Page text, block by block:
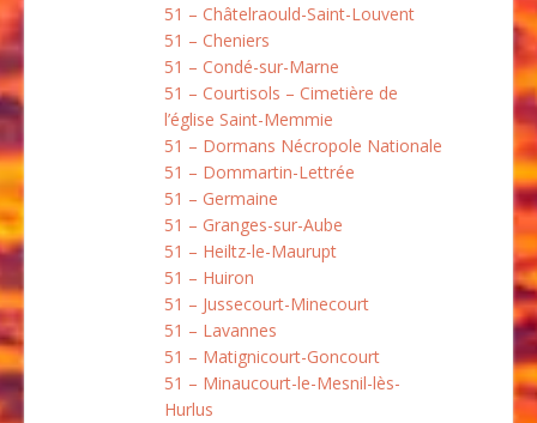
51 – Châtelraould-Saint-Louvent
51 – Cheniers
51 – Condé-sur-Marne
51 – Courtisols – Cimetière de
l’église Saint-Memmie
51 – Dormans Nécropole Nationale
51 – Dommartin-Lettrée
51 – Germaine
51 – Granges-sur-Aube
51 – Heiltz-le-Maurupt
51 – Huiron
51 – Jussecourt-Minecourt
51 – Lavannes
51 – Matignicourt-Goncourt
51 – Minaucourt-le-Mesnil-lès-
Hurlus